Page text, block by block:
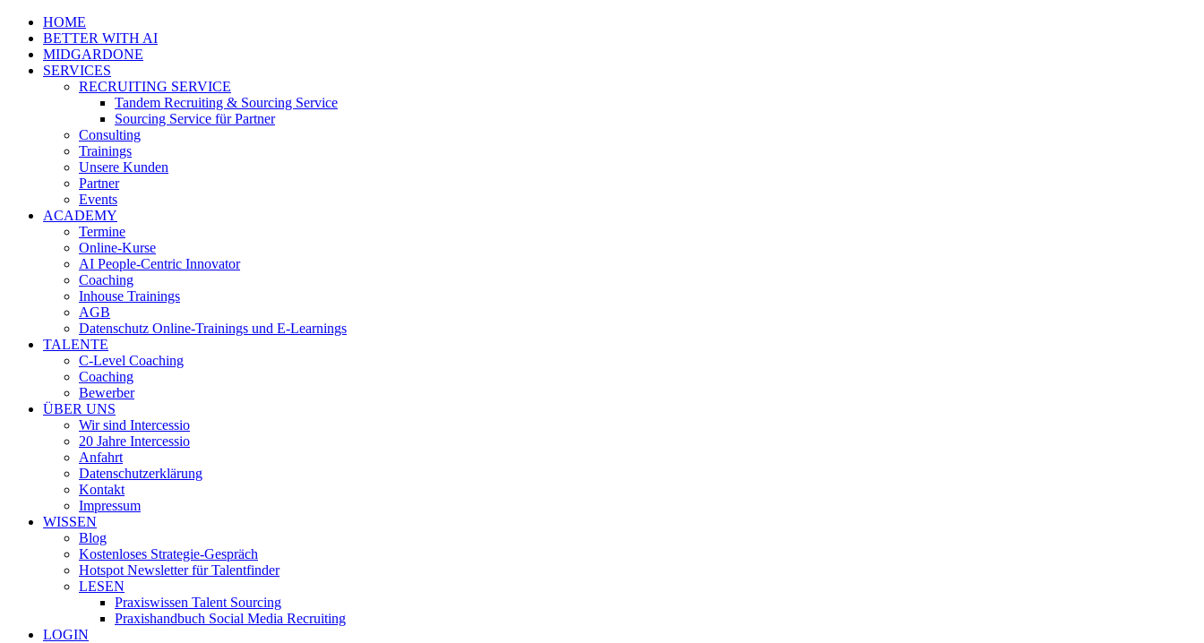
HOME
BETTER WITH AI
MIDGARDONE
SERVICES
RECRUITING SERVICE
Tandem Recruiting & Sourcing Service
Sourcing Service für Partner
Consulting
Trainings
Unsere Kunden
Partner
Events
ACADEMY
Termine
Online-Kurse
AI People-Centric Innovator
Coaching
Inhouse Trainings
AGB
Datenschutz Online-Trainings und E-Learnings
TALENTE
C-Level Coaching
Coaching
Bewerber
ÜBER UNS
Wir sind Intercessio
20 Jahre Intercessio
Anfahrt
Datenschutzerklärung
Kontakt
Impressum
WISSEN
Blog
Kostenloses Strategie-Gespräch
Hotspot Newsletter für Talentfinder
LESEN
Praxiswissen Talent Sourcing
Praxishandbuch Social Media Recruiting
LOGIN